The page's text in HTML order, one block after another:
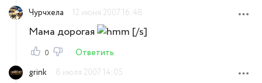
Чурчхела
12 июня 2007 16:48
Мама дорогая [/s]
0
Ответить
grink
8 июля 2007 14:05